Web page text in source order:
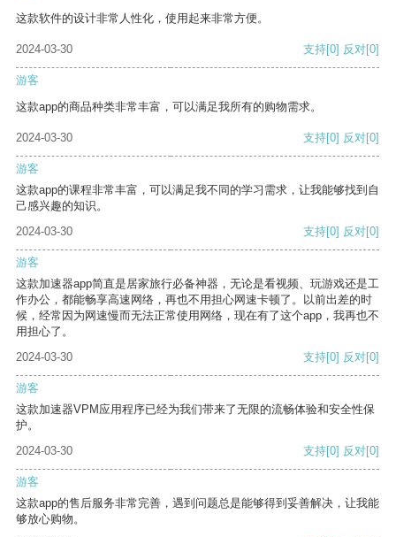
这款软件的设计非常人性化，使用起来非常方便。
2024-03-30 支持[0] 反对[0]
游客
这款app的商品种类非常丰富，可以满足我所有的购物需求。
2024-03-30 支持[0] 反对[0]
游客
这款app的课程非常丰富，可以满足我不同的学习需求，让我能够找到自
己感兴趣的知识。
2024-03-30
支持[0] 反对[0]
游客
这款加速器app简直是居家旅行必备神器，无论是看视频、玩游戏还是工
作办公，都能畅享高速网络，再也不用担心网速卡顿了。以前出差的时
候，经常因为网速慢而无法正常使用网络，现在有了这个app，我再也不
用担心了。
2024-03-30
支持[0] 反对[0]
游客
这款加速器VPM应用程序已经为我们带来了无限的流畅体验和安全性保
护。
2024-03-30
支持[0] 反对[0]
游客
这款app的售后服务非常完善，遇到问题总是能够得到妥善解决，让我能
够放心购物。